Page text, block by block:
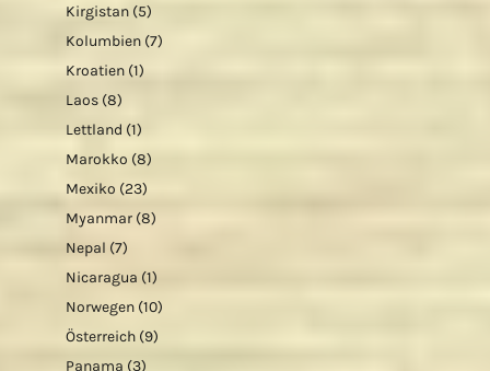
Kirgistan (5)
Kolumbien (7)
Kroatien (1)
Laos (8)
Lettland (1)
Marokko (8)
Mexiko (23)
Myanmar (8)
Nepal (7)
Nicaragua (1)
Norwegen (10)
Österreich (9)
Panama (3)